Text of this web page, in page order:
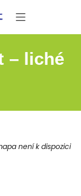
– liché
není k dispozici